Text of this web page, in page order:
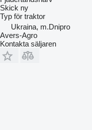
Skick ny
Typ för traktor
Ukraina, m.Dnipro
Avers-Agro
Kontakta säljaren